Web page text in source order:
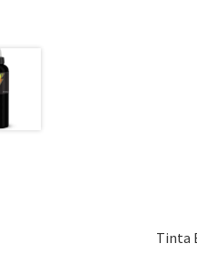
Tinta